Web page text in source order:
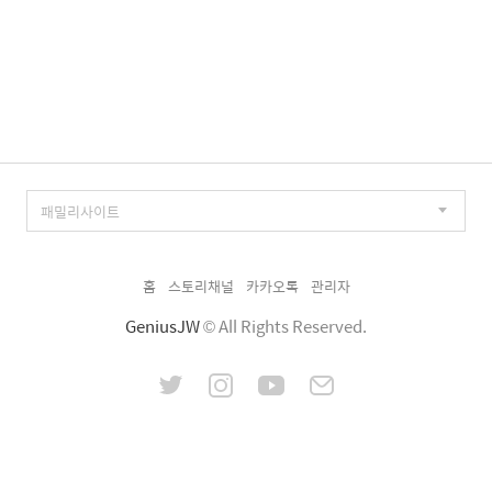
홈 스토리채널 카카오톡 관리자
GeniusJW© All Rights Reserved.